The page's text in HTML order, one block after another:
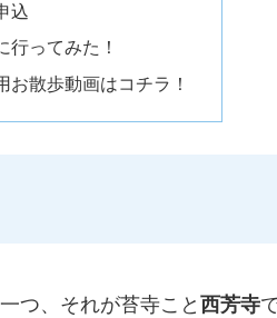
込
行ってみた！
お散歩動画はコチラ！
つ、それが苔寺こと 西芳寺